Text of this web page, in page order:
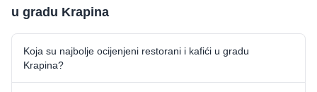
u gradu Krapina
Koja su najbolje ocijenjeni restorani i kafići u gradu
Krapina?